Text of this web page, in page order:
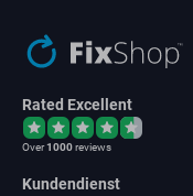
Rated Excellent
Over1000reviews
Kundendienst